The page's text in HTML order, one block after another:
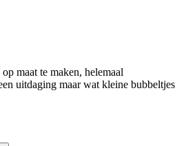
maat te maken, helemaal
uitdaging maar wat kleine bubbeltjes